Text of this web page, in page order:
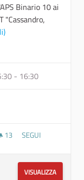
Binario 10 ai
"Cassandro,
- 16:30
13 13 SOSTENITORI
SEGUI
VISUALIZZA